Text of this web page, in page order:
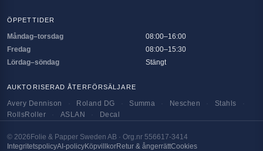
ÖPPETTIDER
Måndag–torsdag
08:00–16:00
Fredag
08:00–15:30
Lördag–söndag
Stängt
AUKTORISERAD ÅTERFÖRSÄLJARE
Avery Dennison Roland DG Summa Neschen Stahls
RollsRoller
ASLAN Decal
© 2026 Folie & Papper Sweden AB · Org.nr 556617-3414
IntegritetspolicyAI-policyKöpvillkorRetur & ångerrättCookies